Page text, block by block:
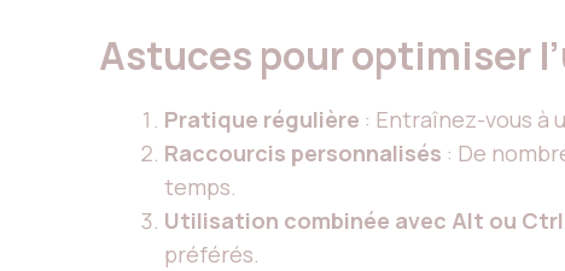
Astuces pour optimiser
Pratique régulière : Entraînez-vous à
Raccourcis personnalisés : De
temps.
Utilisation combinée avec Alt ou Ctrl
préférés.